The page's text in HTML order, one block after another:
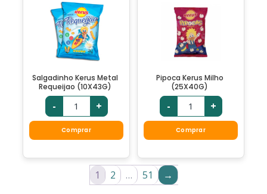
Salgadinho Kerus Metal
Requeijao (10X43G)
- +
Comprar
Pipoca Kerus Milho
(25X40G)
- +
Comprar
1 2 … 51 →